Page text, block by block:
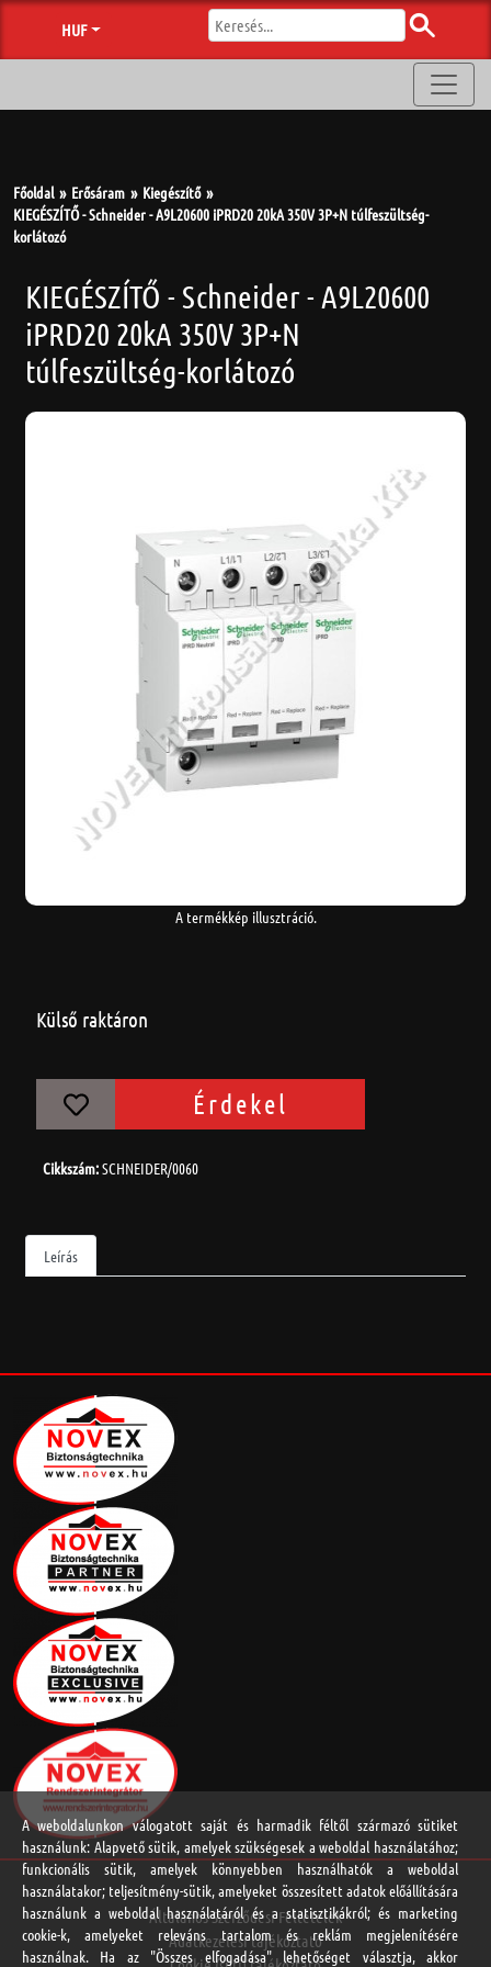
HUF
Főoldal Erősáram
Kiegészítő
KIEGÉSZÍTŐ - Schneider - A9L20600 iPRD20 20kA 350V 3P+N túlfeszültség-
korlátozó
KIEGÉSZÍTŐ - Schneider - A9L20600
iPRD20 20kA 350V 3P+N
túlfeszültség-korlátozó
A termékkép illusztráció.
Külső raktáron
Érdekel
Cikkszám:SCHNEIDER/0060
Leírás
Általános Szerződési Feltételek
Adatkezelési tájékoztató
A weboldalunkon válogatott saját és harmadik féltől származó sütiket
használunk: Alapvető sütik, amelyek szükségesek a weboldal használatához;
funkcionális sütik, amelyek könnyebben használhatók a weboldal
használatakor; teljesítmény-sütik, amelyeket összesített adatok előállítására
használunk a weboldal használatáról és a statisztikákról; és marketing
cookie-k, amelyeket releváns tartalom és reklám megjelenítésére
használnak. Ha az "Összes elfogadása" lehetőséget választja, akkor